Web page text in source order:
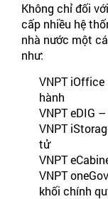
Không chỉ đối
cấp nhiều hệ
nhà nước một
như:
VNPT
hành
VNPT eDIG
VNPT
tử
VNPT
VNPT
khối chính